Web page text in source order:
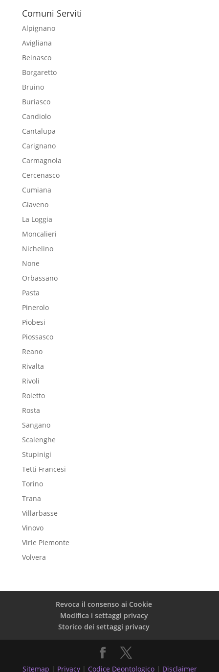
Comuni Serviti
Alpignano
Avigliana
Beinasco
Borgaretto
Bruino
Buriasco
Candiolo
Cantalupa
Carignano
Carmagnola
Cercenasco
Cumiana
Giaveno
La Loggia
Moncalieri
Nichelino
None
Orbassano
Pasta
Pinerolo
Piobesi
Piossasco
Reano
Rivalta
Rivoli
Roletto
Rosta
Sangano
Scalenghe
Stupinigi
Tetti Francesi
Torino
Trana
Villarbasse
Vinovo
Virle Piemonte
Volvera
Revoca il consenso ai Cookie
Modifica i settaggi privacy
Storico dei settaggi privacy
Sitemap | Privacy | Codice Deontologico | Disclaimer